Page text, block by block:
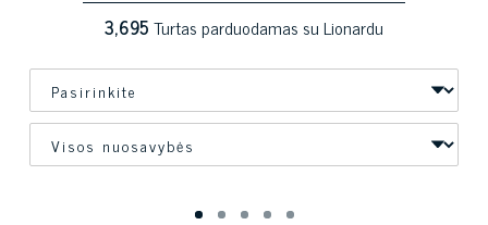
3,695Turtas parduodamas su Lionardu